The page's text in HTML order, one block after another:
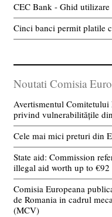
CEC Bank - Ghid
Cinci banci permit platile
Noutati Comisia
Avertismentul Comitetului
privind vulnerabilitățile
Cele mai mici preturi din
State aid: Commission
illegal aid worth up to
Comisia Europeana
de Romania in cadrul
(MCV)